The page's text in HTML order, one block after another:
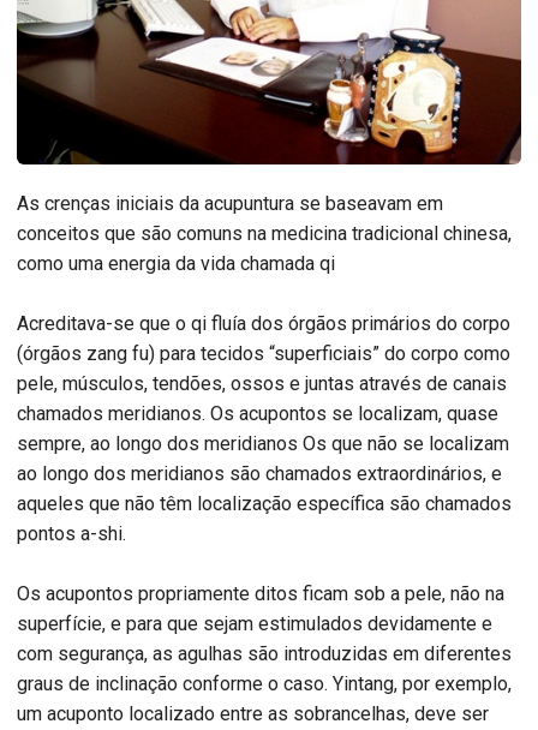
As crenças iniciais da acupuntura se baseavam em
conceitos que são comuns na medicina tradicional chinesa,
como uma energia da vida chamada qi
Acreditava-se que o qi fluía dos órgãos primários do corpo
(órgãos zang fu) para tecidos “superficiais” do corpo como
pele, músculos, tendões, ossos e juntas através de canais
chamados meridianos. Os acupontos se localizam, quase
sempre, ao longo dos meridianos Os que não se localizam
ao longo dos meridianos são chamados extraordinários, e
aqueles que não têm localização específica são chamados
pontos a-shi.
Os acupontos propriamente ditos ficam sob a pele, não na
superfície, e para que sejam estimulados devidamente e
com segurança, as agulhas são introduzidas em diferentes
graus de inclinação conforme o caso. Yintang, por exemplo,
um acuponto localizado entre as sobrancelhas, deve ser